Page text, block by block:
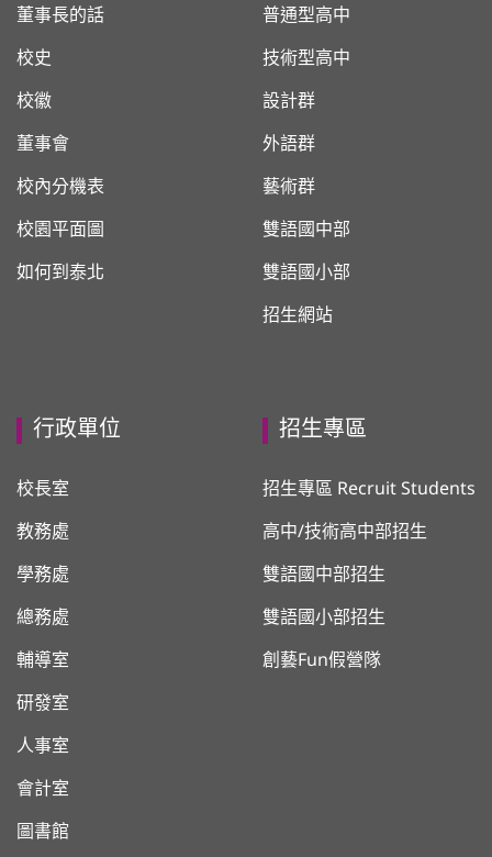
董事長的話
校史
校徽
董事會
校內分機表
校園平面圖
如何到泰北
普通型高中
技術型高中
設計群
外語群
藝術群
雙語國中部
雙語國小部
招生網站
行政單位
校長室
教務處
學務處
總務處
輔導室
研發室
人事室
會計室
圖書館
招生專區
招生專區 Recruit Students
高中/技術高中部招生
雙語國中部招生
雙語國小部招生
創藝Fun假營隊